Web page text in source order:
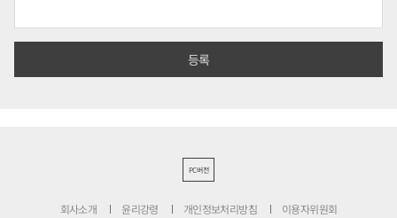
PC버전
회사소개 윤리강령 개인정보처리방침 이용자위원회